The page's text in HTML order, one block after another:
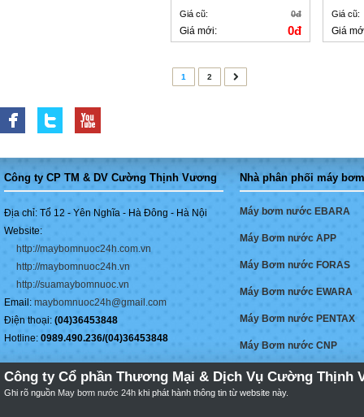
Giá cũ: 0đ
Giá mới: 0đ
Giá cũ:
Giá
1 2
Công ty CP TM & DV Cường Thịnh Vương
Địa chỉ: Tổ 12 - Yên Nghĩa - Hà Đông - Hà Nội
Website:
http://maybomnuoc24h.com.vn
http://maybomnuoc24h.vn
http://suamaybomnuoc.vn
Email: maybomnuoc24h@gmail.com
Điện thoại: (04)36453848
Hotline: 0989.490.236/(04)36453848
Nhà phân phối máy
Máy bơm nước EBARA
Máy Bơm nước APP
Máy Bơm nước FORAS
Máy Bơm nước EWARA
Máy Bơm nước PENTAX
Máy Bơm nước CNP
Công ty Cổ phần Thương Mại & Dịch Vụ Cường Thịnh
Ghi rõ nguồn May bơm nước 24h khi phát hành thông tin từ website này.